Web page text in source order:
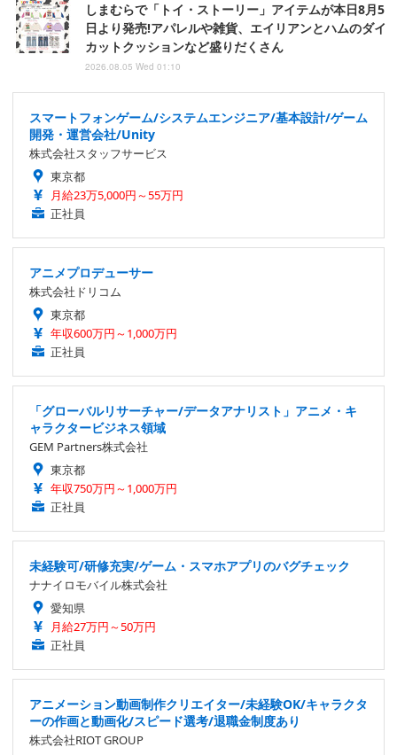
しまむらで「トイ・ストーリー」アイテムが本日8月5
日より発売!アパレルや雑貨、エイリアンとハムのダイ
カットクッションなど盛りだくさん
2026.08.05 Wed 01:10
スマートフォンゲーム/システムエンジニア/基本設計/ゲーム
開発・運営会社/Unity
株式会社スタッフサービス
東京都
月給23万5,000円～55万円
正社員
アニメプロデューサー
株式会社ドリコム
東京都
年収600万円～1,000万円
正社員
「グローバルリサーチャー/データアナリスト」アニメ・キ
ャラクタービジネス領域
GEM Partners株式会社
東京都
年収750万円～1,000万円
正社員
未経験可/研修充実/ゲーム・スマホアプリのバグチェック
ナナイロモバイル株式会社
愛知県
月給27万円～50万円
正社員
アニメーション動画制作クリエイター/未経験OK/キャラクタ
ーの作画と動画化/スピード選考/退職金制度あり
株式会社RIOT GROUP